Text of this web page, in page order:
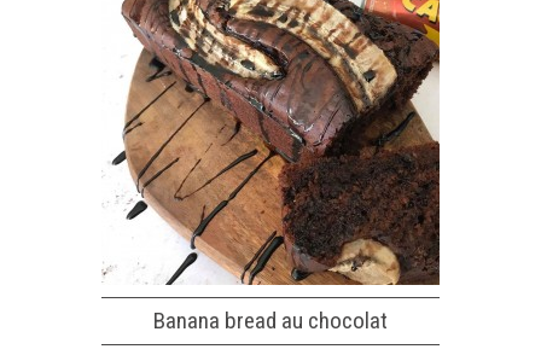
Banana bread au chocolat